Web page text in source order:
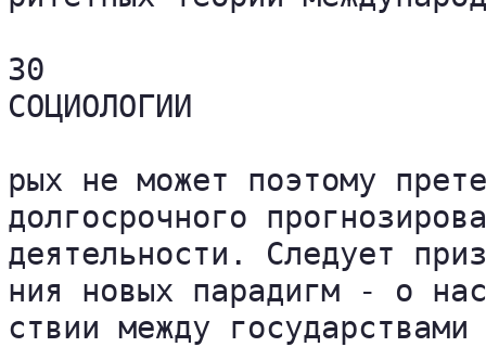
30
СОЦИОЛОГИИ
рых не может поэтому
долгосрочного
деятельности. Следует
ния новых парадигм - о
ствии между